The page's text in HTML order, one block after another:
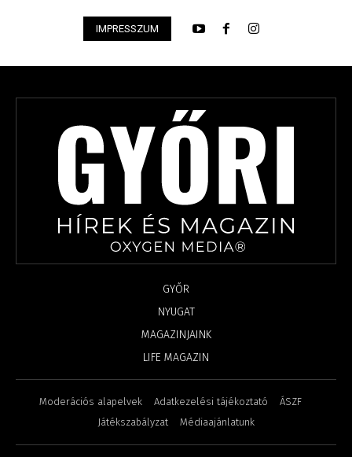
IMPRESSZUM
GYŐR
NYUGAT
MAGAZINJAINK
LIFE MAGAZIN
Moderációs alapelvek Adatkezelési tájékoztató
ÁSZF
Játékszabályzat
Médiaajánlatunk